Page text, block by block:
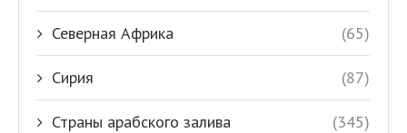
Северная Африка (65)
Сирия (87)
Страны арабского залива (345)